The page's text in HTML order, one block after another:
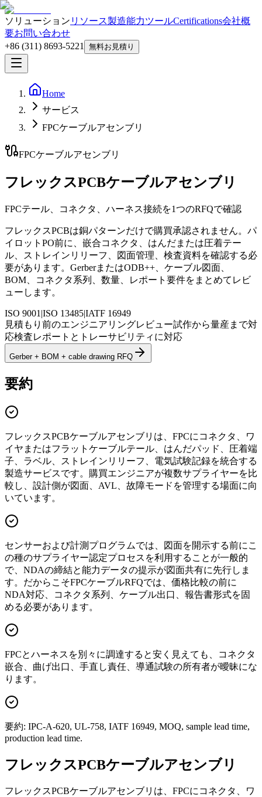
ソリューション リソース製造能力ツールCertifications会社概
要お問い合わせ
+86 (311) 8693-5221
無料お見積り
Home
サービス
FPCケーブルアセンブリ
FPCケーブルアセンブリ
フレックスPCBケーブルアセンブリ
FPCテール、コネクタ、ハーネス接続を1つのRFQで確認
フレックスPCBは銅パターンだけで購買承認されません。パ
イロットPO前に、嵌合コネクタ、はんだまたは圧着テー
ル、ストレインリリーフ、図面管理、検査資料を確認する必
要があります。GerberまたはODB++、ケーブル図面、
BOM、コネクタ系列、数量、レポート要件をまとめてレビ
ューします。
ISO 9001 |ISO 13485|IATF 16949
見積もり前のエンジニアリングレビュー試作から量産まで対
応検査レポートとトレーサビリティに対応
Gerber + BOM + cable drawing RFQ
要約
フレックスPCBケーブルアセンブリは、FPCにコネクタ、ワ
イヤまたはフラットケーブルテール、はんだパッド、圧着端
子、ラベル、ストレインリリーフ、電気試験記録を統合する
製造サービスです。購買エンジニアが複数サプライヤーを比
較し、設計側が図面、AVL、故障モードを管理する場面に向
いています。
センサーおよび計測プログラムでは、図面を開示する前にこ
の種のサプライヤー認定プロセスを利用することが一般的
で、NDAの締結と能力データの提示が図面共有に先行しま
す。だからこそFPCケーブルRFQでは、価格比較の前に
NDA対応、コネクタ系列、ケーブル出口、報告書形式を固
める必要があります。
FPCとハーネスを別々に調達すると安く見えても、コネクタ
嵌合、曲げ出口、手直し責任、導通試験の所有者が曖昧にな
ります。
要約: IPC-A-620, UL-758, IATF 16949, MOQ, sample lead time,
production lead time.
フレックスPCBケーブルアセンブリ
フレックスPCBケーブルアセンブリは、FPCにコネクタ、ワ